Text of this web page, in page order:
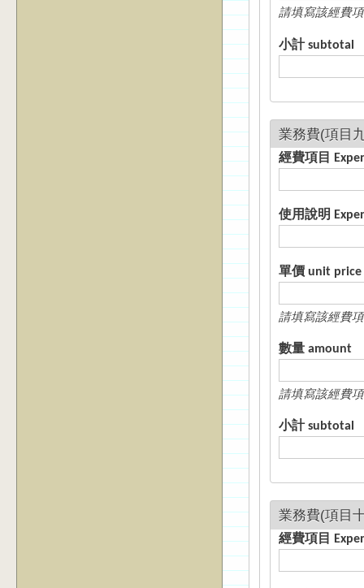
請填寫該經費
小計 subtotal
經費項
使用說明
單價 unit price
請填寫該經費
數量 amount
請填寫該經費
小計 subtotal
經費項